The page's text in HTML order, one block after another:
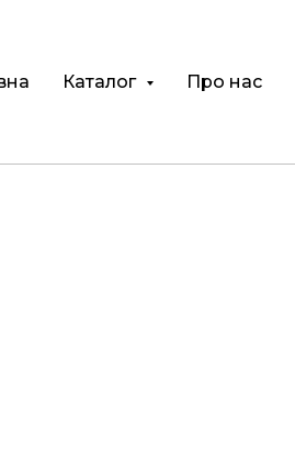
Каталог Про нас